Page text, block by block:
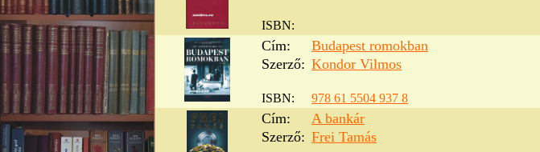
ISBN:
Cím:
Budapest romokban
Szerző: Kondor Vilmos
ISBN:
978 61 5504 937 8
Cím:
A bankár
Szerző: Frei Tamás